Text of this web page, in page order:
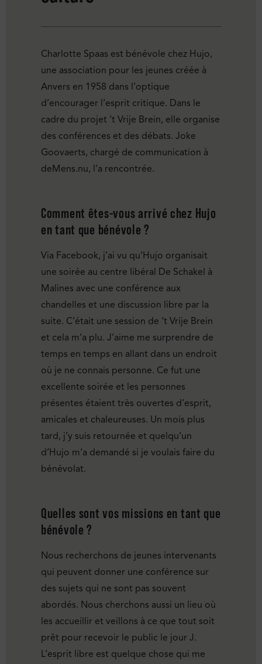
Charlotte Spaas est bénévole chez Hujo,
une association pour les jeunes créée à
Anvers en 1958 dans l’optique
d’encourager l’esprit critique. Dans le
cadre du projet ‘t Vrije Brein, elle organise
des conférences et des débats. Joke
Goovaerts, chargé de communication à
deMens.nu, l’a rencontrée.
Comment êtes-vous arrivé chez Hujo
en tant que bénévole ?
Via Facebook, j’ai vu qu’Hujo organisait
une soirée au centre libéral De Schakel à
Malines avec une conférence aux
chandelles et une discussion libre par la
suite. C’était une session de ‘t Vrije Brein
et cela m’a plu. J’aime me surprendre de
temps en temps en allant dans un endroit
où je ne connais personne. Ce fut une
excellente soirée et les personnes
présentes étaient très ouvertes d’esprit,
amicales et chaleureuses. Un mois plus
tard, j’y suis retournée et quelqu’un
d’Hujo m’a demandé si je voulais faire du
bénévolat.
Quelles sont vos missions en tant que
bénévole ?
Nous recherchons de jeunes intervenants
qui peuvent donner une conférence sur
des sujets qui ne sont pas souvent
abordés. Nous cherchons aussi un lieu où
les accueillir et veillons à ce que tout soit
prêt pour recevoir le public le jour J.
L’esprit libre est quelque chose qui me